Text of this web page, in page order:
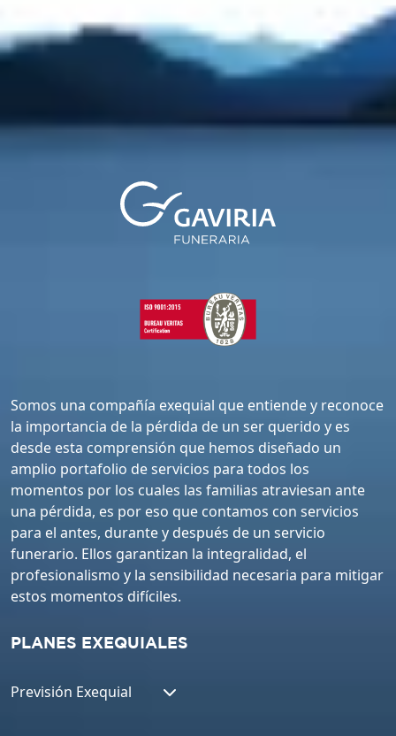
Somos una compañía exequial que entiende y reconoce
la importancia de la pérdida de un ser querido y es
desde esta comprensión que hemos diseñado un
amplio portafolio de servicios para todos los
momentos por los cuales las familias atraviesan ante
una pérdida, es por eso que contamos con servicios
para el antes, durante y después de un servicio
funerario. Ellos garantizan la integralidad, el
profesionalismo y la sensibilidad necesaria para mitigar
estos momentos difíciles.
PLANES EXEQUIALES
Previsión Exequial